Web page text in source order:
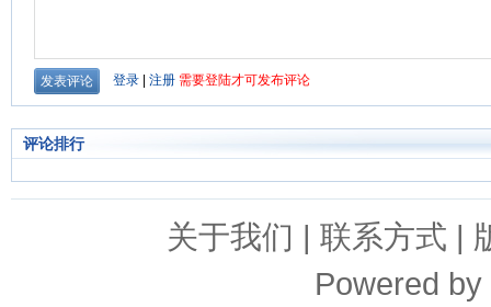
评论排行
关于我们 | 联系方式 |
Powered by